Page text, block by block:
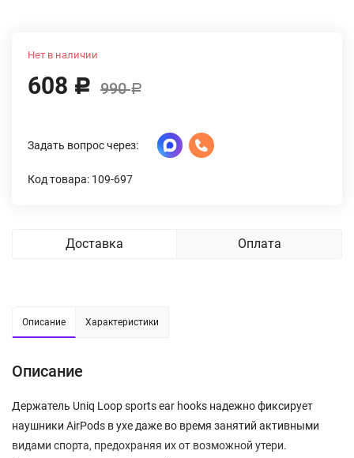
Нет в наличии
608 Р 990Р
Задать вопрос через:
Код товара: 109-697
Доставка Оплата
Описание Характеристики
Описание
Держатель Uniq Loop sports ear hooks надежно фиксирует
наушники AirPods в ухе даже во время занятий активными
видами спорта, предохраняя их от возможной утери.